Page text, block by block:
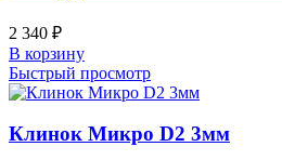
2 340 ₽
В корзину
Быстрый просмотр
Клинок Микро D2 3мм